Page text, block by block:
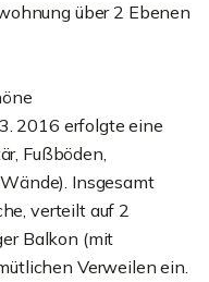
über 2 Ebenen
2016 erfolgte eine
Fußböden,
Insgesamt
verteilt auf 2
Balkon (mit
Verweilen ein.